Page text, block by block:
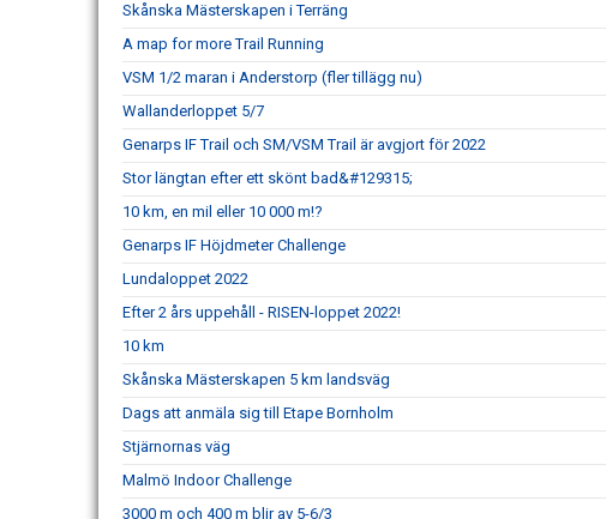
Skånska Mästerskapen i Terräng
A map for more Trail Running
VSM 1/2 maran i Anderstorp (fler tillägg nu)
Wallanderloppet 5/7
Genarps IF Trail och SM/VSM Trail är avgjort för 2022
Stor längtan efter ett skönt bad&#129315;
10 km, en mil eller 10 000 m!?
Genarps IF Höjdmeter Challenge
Lundaloppet 2022
Efter 2 års uppehåll - RISEN-loppet 2022!
10 km
Skånska Mästerskapen 5 km landsväg
Dags att anmäla sig till Etape Bornholm
Stjärnornas väg
Malmö Indoor Challenge
3000 m och 400 m blir av 5-6/3